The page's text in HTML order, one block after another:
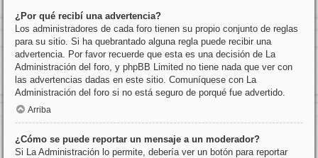
¿Por qué recibí una advertencia?
Los administradores de cada foro tienen su propio conjunto de reglas
para su sitio. Si ha quebrantado alguna regla puede recibir una
advertencia. Por favor recuerde que esta es una decisión de La
Administración del foro, y phpBB Limited no tiene nada que ver con
las advertencias dadas en este sitio. Comuníquese con La
Administración del foro si no está seguro de porqué fue advertido.
Arriba
¿Cómo se puede reportar un mensaje a un moderador?
Si La Administración lo permite, debería ver un botón para reportar